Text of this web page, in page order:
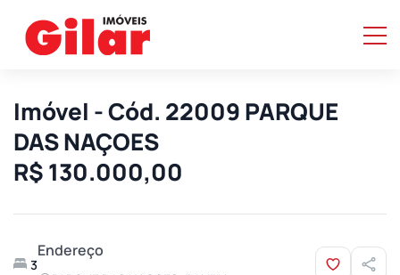
Imóvel - Cód. 22009 PARQUE
DAS NAÇOES
R$ 130.000,00
3
Endereço